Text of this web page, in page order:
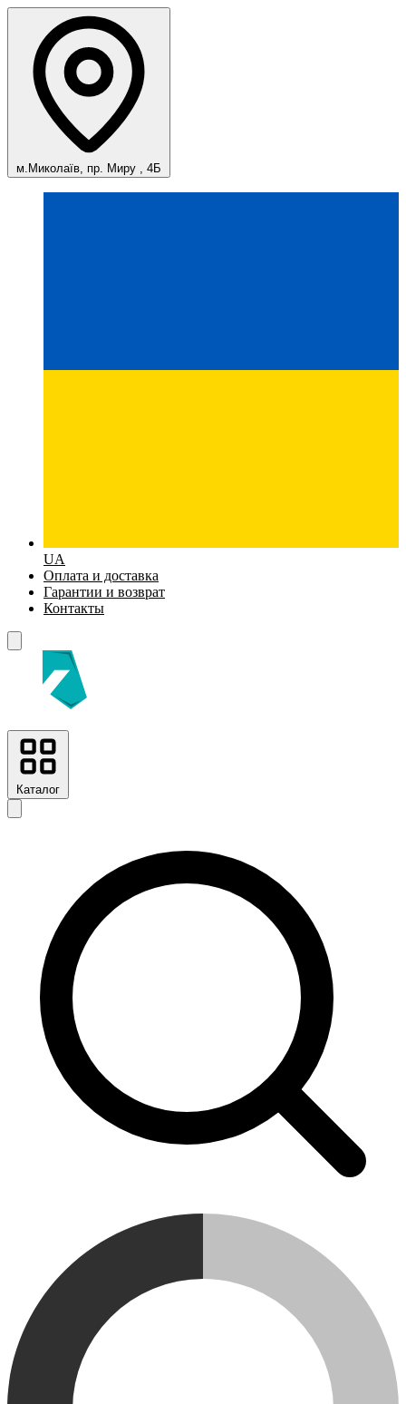
м.Миколаїв, пр. Миру , 4Б
UA
Оплата и доставка
Гарантии и возврат
Контакты
Каталог